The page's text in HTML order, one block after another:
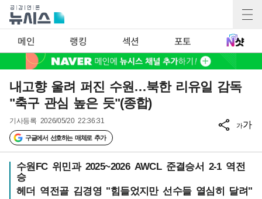
메인 랭킹 섹션 포토
내고향 울려 퍼진 수원…북한 리유일 감독
"축구 관심 높은 듯"(종합)
기사등록 2026/05/20 22:36:31
구글에서 선호하는 매체로 추가
가가
수원FC 위민과 2025~2026 AWCL 준결승서 2-1 역전
승
헤더 역전골 김경영 "힘들었지만 선수들 열심히 달려"